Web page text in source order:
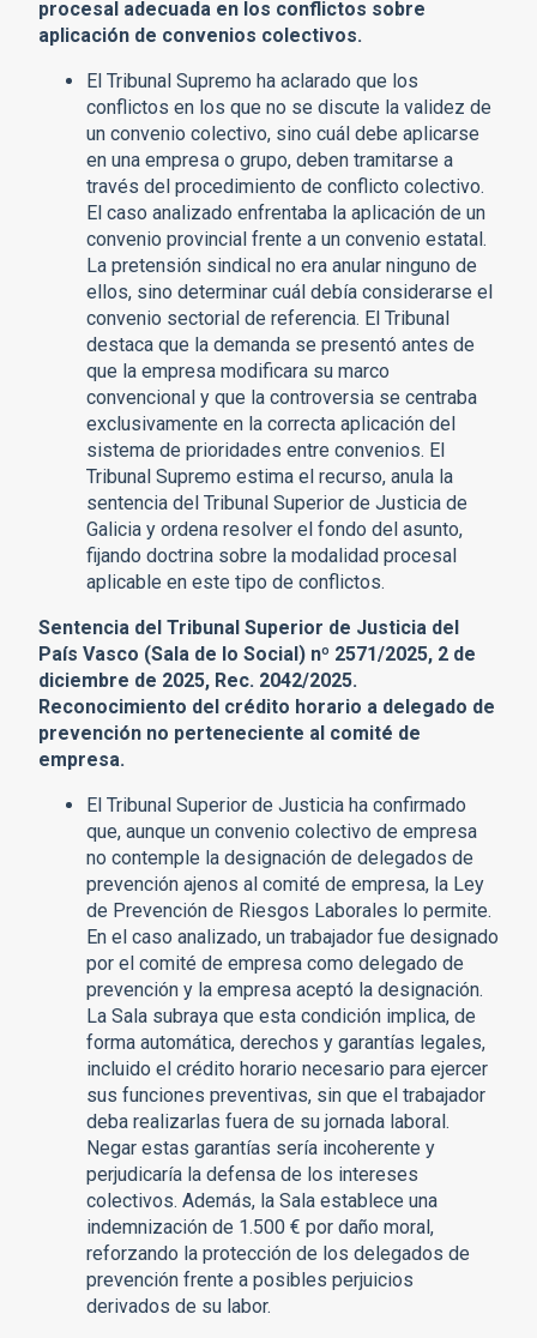
procesal adecuada en los conflictos sobre
aplicación de convenios colectivos.
El Tribunal Supremo ha aclarado que los
conflictos en los que no se discute la validez de
un convenio colectivo, sino cuál debe aplicarse
en una empresa o grupo, deben tramitarse a
través del procedimiento de conflicto colectivo.
El caso analizado enfrentaba la aplicación de un
convenio provincial frente a un convenio estatal.
La pretensión sindical no era anular ninguno de
ellos, sino determinar cuál debía considerarse el
convenio sectorial de referencia. El Tribunal
destaca que la demanda se presentó antes de
que la empresa modificara su marco
convencional y que la controversia se centraba
exclusivamente en la correcta aplicación del
sistema de prioridades entre convenios. El
Tribunal Supremo estima el recurso, anula la
sentencia del Tribunal Superior de Justicia de
Galicia y ordena resolver el fondo del asunto,
fijando doctrina sobre la modalidad procesal
aplicable en este tipo de conflictos.
Sentencia del Tribunal Superior de Justicia del
País Vasco (Sala de lo Social) nº 2571/2025, 2 de
diciembre de 2025, Rec. 2042/2025.
Reconocimiento del crédito horario a delegado de
prevención no perteneciente al comité de
empresa.
El Tribunal Superior de Justicia ha confirmado
que, aunque un convenio colectivo de empresa
no contemple la designación de delegados de
prevención ajenos al comité de empresa, la Ley
de Prevención de Riesgos Laborales lo permite.
En el caso analizado, un trabajador fue designado
por el comité de empresa como delegado de
prevención y la empresa aceptó la designación.
La Sala subraya que esta condición implica, de
forma automática, derechos y garantías legales,
incluido el crédito horario necesario para ejercer
sus funciones preventivas, sin que el trabajador
deba realizarlas fuera de su jornada laboral.
Negar estas garantías sería incoherente y
perjudicaría la defensa de los intereses
colectivos. Además, la Sala establece una
indemnización de 1.500 € por daño moral,
reforzando la protección de los delegados de
prevención frente a posibles perjuicios
derivados de su labor.